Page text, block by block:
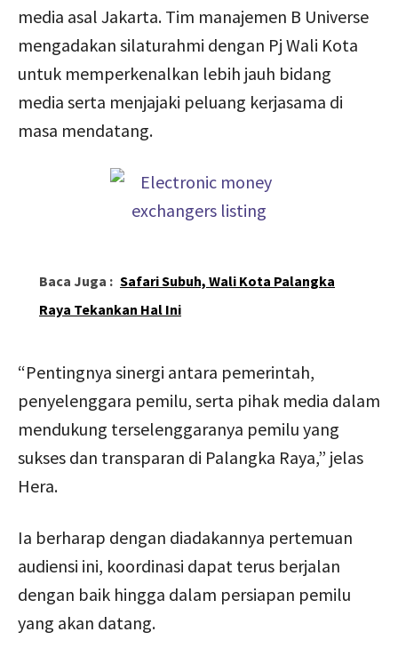
media asal Jakarta. Tim manajemen B Universe
mengadakan silaturahmi dengan Pj Wali Kota
untuk memperkenalkan lebih jauh bidang
media serta menjajaki peluang kerjasama di
masa mendatang.
Baca Juga : Safari Subuh, Wali Kota Palangka
Raya Tekankan Hal Ini
“Pentingnya sinergi antara pemerintah,
penyelenggara pemilu, serta pihak media dalam
mendukung terselenggaranya pemilu yang
sukses dan transparan di Palangka Raya,” jelas
Hera.
Ia berharap dengan diadakannya pertemuan
audiensi ini, koordinasi dapat terus berjalan
dengan baik hingga dalam persiapan pemilu
yang akan datang.